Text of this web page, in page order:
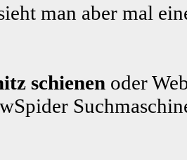
man aber mal
schienen oder